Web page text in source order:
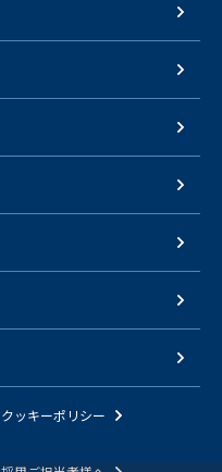
クッキーポリシー